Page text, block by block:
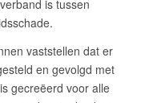
is tussen
vaststellen dat er
en gevolgd met
gecreëerd voor alle